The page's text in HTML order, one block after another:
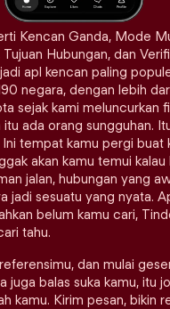
Kencan Ganda, Mode
Hubungan, dan
apl kencan paling
negara, dengan lebih
sejak kami meluncurkan
ada orang sungguhan.
Ini tempat kamu pergi buat
akan kamu temui kalau
jalan, hubungan yang
jadi sesuatu yang nyata.
belum kamu cari,
tahu.
dan mulai
juga balas suka kamu, itu
kamu. Kirim pesan, bikin